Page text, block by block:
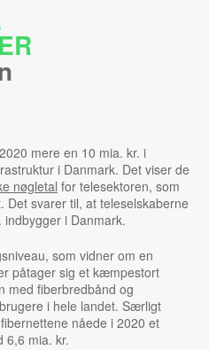
mere en 10 mia. kr. i
i Danmark. Det viser de
nøgletal for telesektoren, som
Det svarer til, at teleselskaberne
i Danmark.
som vidner om en
påtager sig et kæmpestort
med fiberbredbånd og
i hele landet. Særligt
nåede i 2020 et
6,6 mia. kr.